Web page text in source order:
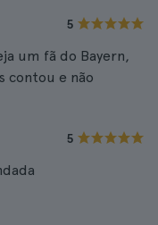
5
um fã do Bayern,
contou e não
5